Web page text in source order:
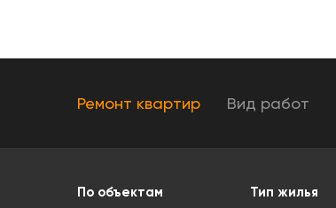
Ремонт квартир Вид работ
По объектам Тип жилья